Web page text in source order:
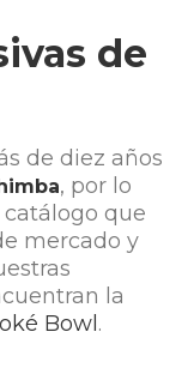
de
de diez años
, por lo
que
mercado y
la
Bowl .